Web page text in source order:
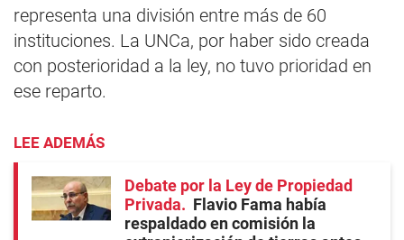
representa una división entre más de 60
instituciones. La UNCa, por haber sido creada
con posterioridad a la ley, no tuvo prioridad en
ese reparto.
LEE ADEMÁS
Debate por la Ley de Propiedad
Privada
Flavio Fama había
respaldado en comisión la